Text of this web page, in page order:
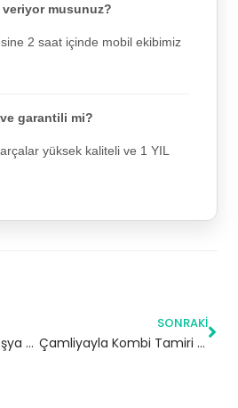
veriyor musunuz?
2 saat içinde mobil ekibimiz
garantili mi?
yüksek kaliteli ve 1 YIL
Beyoğlu Beko Beyaz Eşya Servisi
SONRAKI
Çamliyayla Kombi Tamiri | Mersin